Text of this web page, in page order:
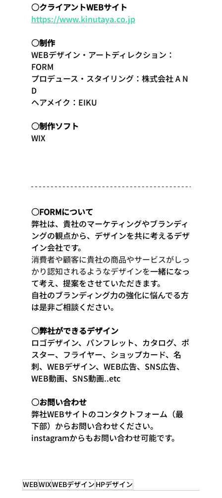
○クライアントWEBサイト
https://www.kinutaya.co.jp
○制作
WEBデザイン・アートディレクション：
FORM
プロデュース・スタイリング：株式会社 A N
D
ヘアメイク：EIKU
○制作ソフト
WIX
○FORMについて
弊社は、貴社のマーケティングやブランディ
ングの観点から、デザインを共に考えるデザ
イン会社です。
消費者や顧客に貴社の商品やサービスがしっ
かり認知されるようなデザインを一緒になっ
て考え、提案をさせていただきます。
自社のブランディング力の強化に悩んでる方
は是非ご相談ください。
○弊社ができるデザイン
ロゴデザイン、パンフレット、カタログ、ポ
スター、フライヤー、ショップカード、名
刺、WEBデザイン、WEB広告、SNS広告、
WEB動画、SNS動画..etc
○お問い合わせ
弊社WEBサイトのコンタクトフォーム（最
下部）からお問い合わせください。
instagramからもお問い合わせ可能です。
WEBWIXWEBデザイン HPデザイン